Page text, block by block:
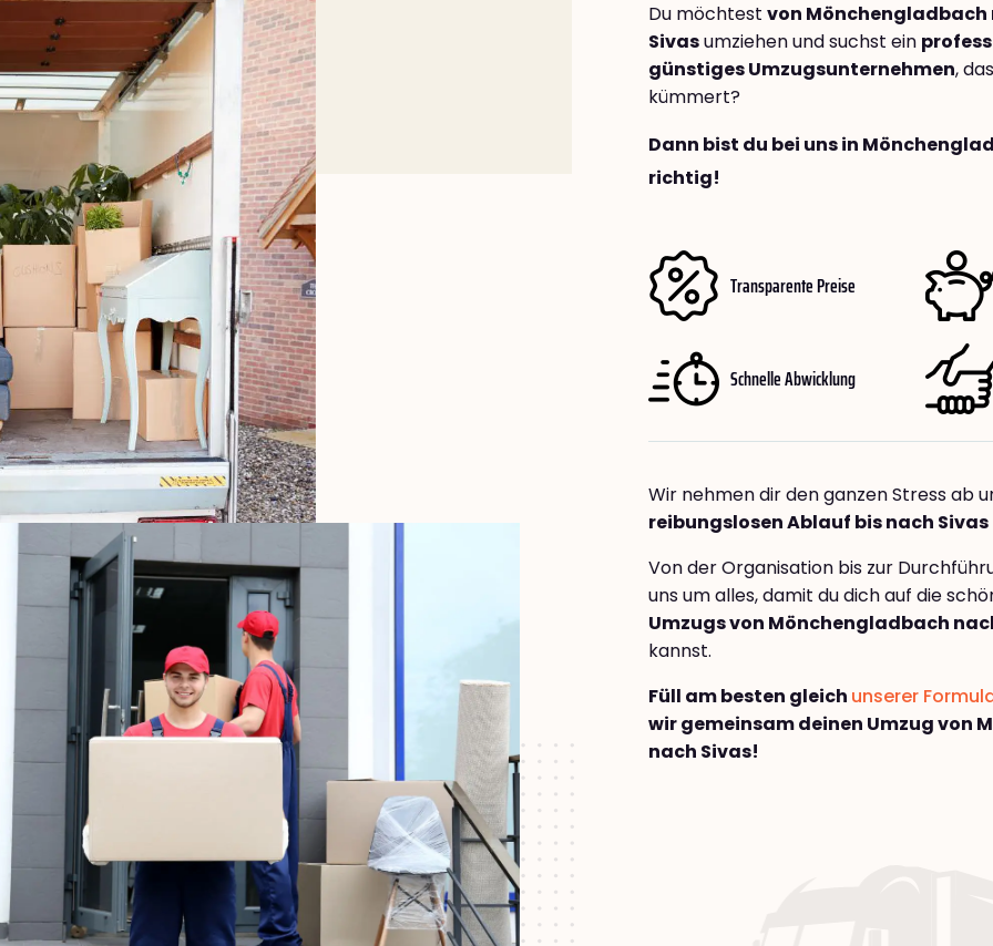
Du möchtest von Mönchengladbach
Sivasumziehen und suchst ein
günstiges Umzugsunternehmen,
kümmert?
Dann bist du bei uns in
richtig!
Transparente Preise
Schnelle Abwicklung
Wir nehmen dir den ganzen Stress ab
reibungslosen Ablauf bis nach Sivas
Von der Organisation bis zur
uns um alles, damit du dich auf die
Umzugs von Mönchengladbach
kannst.
Füll am besten gleich unserer
wir gemeinsam deinen Umzug von
nach Sivas!